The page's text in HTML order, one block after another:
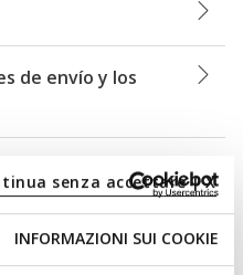
INFORMAZIONI SUI COOKIE
senza accettare | X
de envío y los
al país de
realice a una